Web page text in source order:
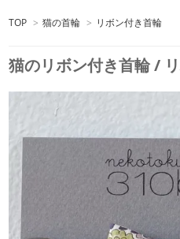
TOP > 猫の首輪 > リボン付き首輪
猫のリボン付き首輪 /